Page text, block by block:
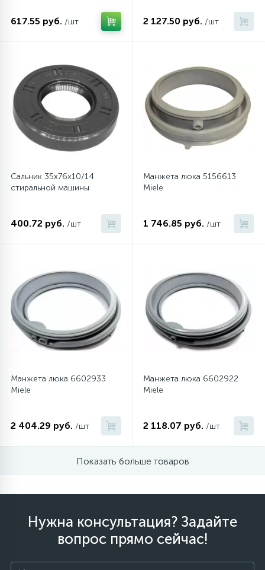
Пружины бака
16
Ребра барабана
Ремни привода
147
Ручки люка
Ручки переключения
Сальники барабана
94
Сливные фильтры
Смазки
Стекла люка
Суппорты (ступицы)
ТЭНы (нагревательные элементы)
Улитки помп
12
617.55 руб. /шт 2 127.50 руб. /шт
Сальник 35x76x10/14
стиральной машины
400.72 руб. /шт
Манжета люка 5156613
Miele
1 746.85 руб. /шт
Манжета люка 6602933
Miele
2 404.29 руб. /шт
Манжета люка 6602922
Miele
2 118.07 руб. /шт
Показать больше товаров
Нужна консультация? Задайте
вопрос прямо сейчас!